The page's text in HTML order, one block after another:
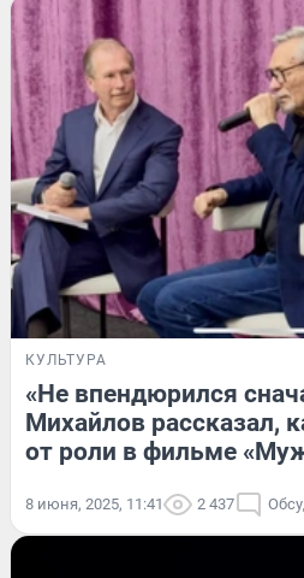
КУЛЬТУРА
«Не впендюрился
Михайлов рассказал,
от роли в фильме
8 июня, 2025, 11:41 2 437